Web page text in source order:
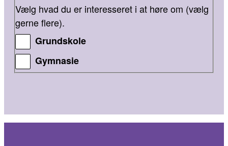
Vælg hvad du er interesseret i at høre om (vælg
gerne flere).
Grundskole
Gymnasie